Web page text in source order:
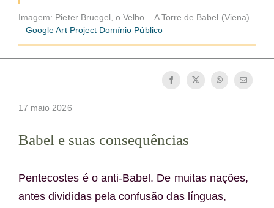
Tornar-se monge ou freira
A medalha de São Bento
Arquivo OSB.org
Imagem: Pieter Bruegel, o Velho – A Torre de Babel (Viena)
–Google Art Project Domínio Público
17 maio 2026
Babel e suas consequências
Pentecostes é o anti-Babel. De muitas nações,
antes divididas pela confusão das línguas,